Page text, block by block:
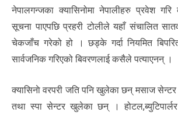
नेपालगन्जका क्यासिनोमा नेपालीहरु प्रवेश
सूचना पाएपछि प्रहरी टोलीले यहाँ संचालित
चेकजाँच गरेको हो । छड्के गर्दा नियमित
सार्वजनिक गरिएको बिवरणलाई कसैले पत्याएनन् ।
क्यासिनाे वरपरी जति पनि खुलेका छन् मसाज
तथा स्पा सेन्टर खुलेका छन् । होटल,ब्युटिपार्लर